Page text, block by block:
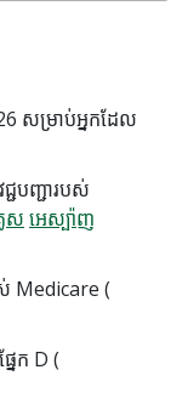
សម្រាប់អ្នកដែល
ជបញ្ជារបស់
ស អេស្ប៉ាញ
Medicare (
ក D (